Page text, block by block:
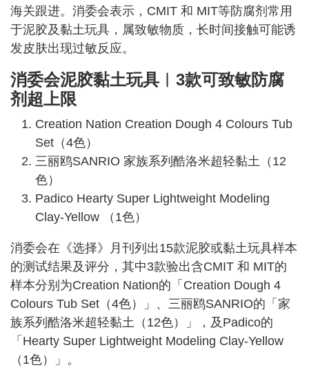
海关跟进。消委会表示，CMIT 和 MIT等防腐剂常用
于泥胶及黏土玩具，属致敏物质，长时间接触可能诱
发皮肤出现过敏反应。
消委会泥胶黏土玩具︱3款可致敏防腐
剂超上限
Creation Nation Creation Dough 4 Colours Tub
Set（4色）
三丽鸥SANRIO 家族系列酷洛米超轻黏土（12
色）
Padico Hearty Super Lightweight Modeling
Clay-Yellow （1色）
消委会在《选择》月刊列出15款泥胶或黏土玩具样本
的测试结果及评分，其中3款验出含CMIT 和 MIT的
样本分别为Creation Nation的「Creation Dough 4
Colours Tub Set（4色）」、三丽鸥SANRIO的「家
族系列酷洛米超轻黏土（12色）」，及Padico的
「Hearty Super Lightweight Modeling Clay-Yellow
（1色）」。